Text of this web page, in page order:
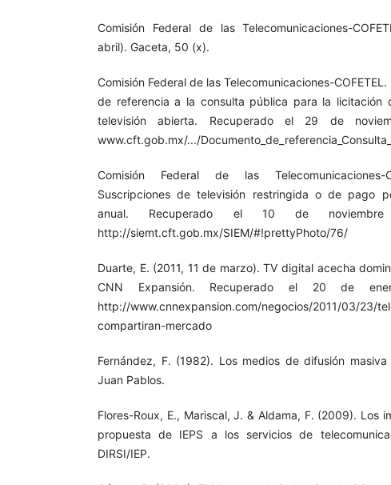
Comisión Federal de las Telecomunicaciones-
abril). Gaceta, 50 (x).
Comisión Federal de las Telecomunicaciones-
de referencia a la consulta pública para la licitación
televisión abierta. Recuperado el 29 de
www.cft.gob.mx/.../
Comisión Federal de las Telecomunicaciones-
Suscripciones de televisión restringida o de pago
anual. Recuperado el 10 de
http://siemt.cft.gob.mx/SIEM/#!prettyPhoto/76/
Duarte, E. (2011, 11 de marzo). TV digital acecha
CNN Expansión. Recuperado el 20 de
http://www.cnnexpansion.com/negocios/2011/03/23/
compartiran-mercado
Fernández, F. (1982). Los medios de difusión
Juan Pablos.
Flores-Roux, E., Mariscal, J. & Aldama, F. (2009). Los
propuesta de IEPS a los servicios de
DIRSI/IEP.